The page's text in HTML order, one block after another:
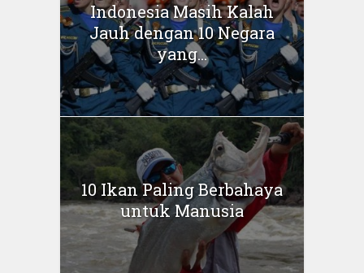
Indonesia Masih Kalah
Jauh dengan 10 Negara
yang...
10 Ikan Paling Berbahaya
untuk Manusia